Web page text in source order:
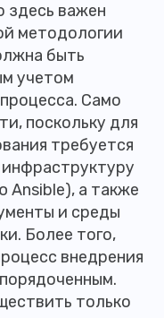
здесь важен
методологии
быть
учетом
Само
поскольку для
требуется
Ansible), а также
и среды
Более того,
внедрения
только